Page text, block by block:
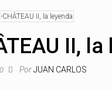
II,
0 Por JUAN CARLOS